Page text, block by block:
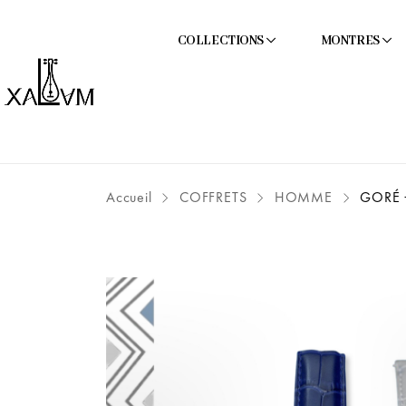
COLLECTIONS MONTRES
Accueil COFFRETS HOMME GORÉ